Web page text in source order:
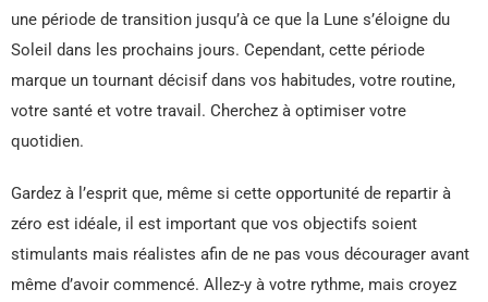
une période de transition jusqu’à ce que la Lune s’éloigne du
Soleil dans les prochains jours. Cependant, cette période
marque un tournant décisif dans vos habitudes, votre routine,
votre santé et votre travail. Cherchez à optimiser votre
quotidien.
Gardez à l’esprit que, même si cette opportunité de repartir à
zéro est idéale, il est important que vos objectifs soient
stimulants mais réalistes afin de ne pas vous décourager avant
même d’avoir commencé. Allez-y à votre rythme, mais croyez